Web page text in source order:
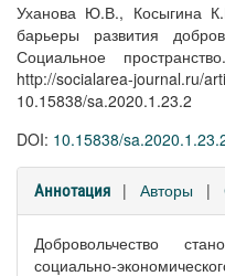
Уханова Ю.В., Косыгина
барьеры развития
Социальное
http://socialarea-
10.15838/sa.2020.1.23.2
DOI: 10.15838/
Аннотация | Авторы |
Добровольчество
социально-